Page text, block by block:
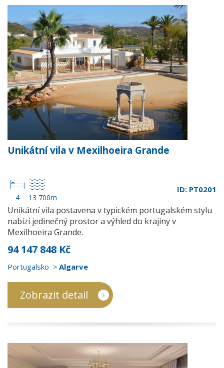
Unikátní vila v Mexilhoeira Grande
4 13 700m
ID: PT0201
Unikátní vila postavena v typickém portugalském stylu
nabízí jedinečný prostor a výhled do krajiny v
Mexilhoeira Grande.
94 147 848 Kč
Portugalsko Algarve
Zobrazit detail